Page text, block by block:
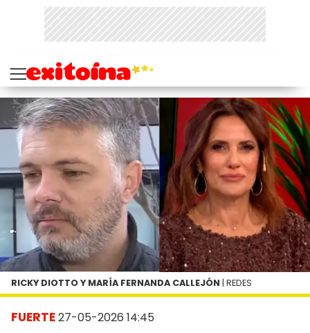
FUERTE27-05-2026 14:45
RICKY DIOTTO Y MARÍA FERNANDA CALLEJÓN | REDES